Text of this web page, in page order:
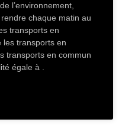
l’environnement,
chaque matin au
transports en
les transports en
transports en commun
égale à .